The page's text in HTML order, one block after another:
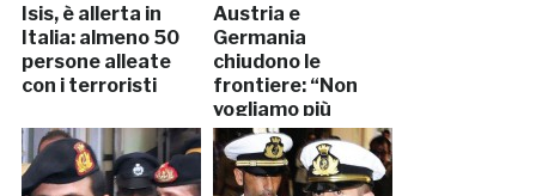
Isis, è allerta in
Italia: almeno 50
persone alleate
con i terroristi
Austria e
Germania
chiudono le
frontiere: “Non
vogliamo più
immigrati”